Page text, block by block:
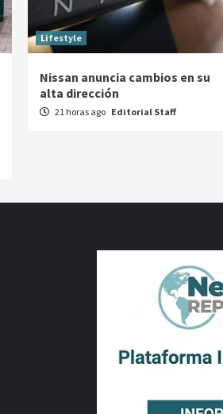
Lifestyle
Nissan anuncia cambios en su
alta dirección
21 horas ago Editorial Staff